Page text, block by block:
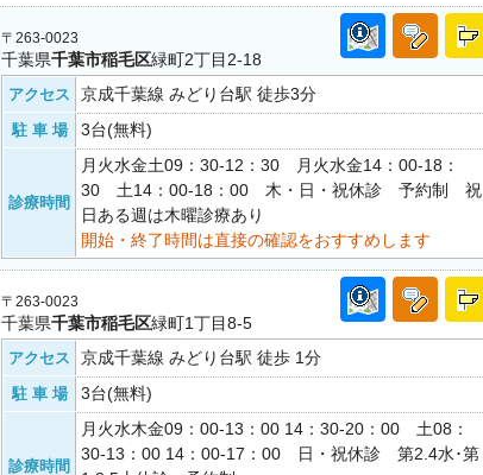
〒263-0023
千葉県千葉市稲毛区緑町2丁目2-18
アクセス 京成千葉線 みどり台駅 徒歩3分
駐 車 場 3台(無料)
診療時間
月火水金土09：30-12：30 月火水金14：00-18：
30 土14：00-18：00 木・日・祝休診 予約制 祝
日ある週は木曜診療あり
開始・終了時間は直接の確認をおすすめします
〒263-0023
千葉県千葉市稲毛区緑町1丁目8-5
アクセス 京成千葉線 みどり台駅 徒歩 1分
駐 車 場 3台(無料)
診療時間
月火水木金09：00-13：00 14：30-20：00 土08：
30-13：00 14：00-17：00 日・祝休診 第2.4水･第